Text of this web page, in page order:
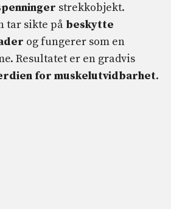
strekkobjekt.
tar sikte på beskytte
og fungerer som en
Resultatet er en gradvis
for muskelutvidbarhet.